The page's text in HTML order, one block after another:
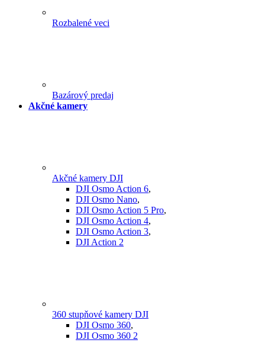
Rozbalené veci
Bazárový predaj
Akčné kamery
Akčné kamery DJI
DJI Osmo Action 6,
DJI Osmo Nano,
DJI Osmo Action 5 Pro,
DJI Osmo Action 4,
DJI Osmo Action 3,
DJI Action 2
360 stupňové kamery DJI
DJI Osmo 360,
DJI Osmo 360 2